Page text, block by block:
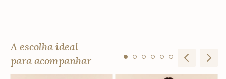
A escolha ideal
para acompanhar